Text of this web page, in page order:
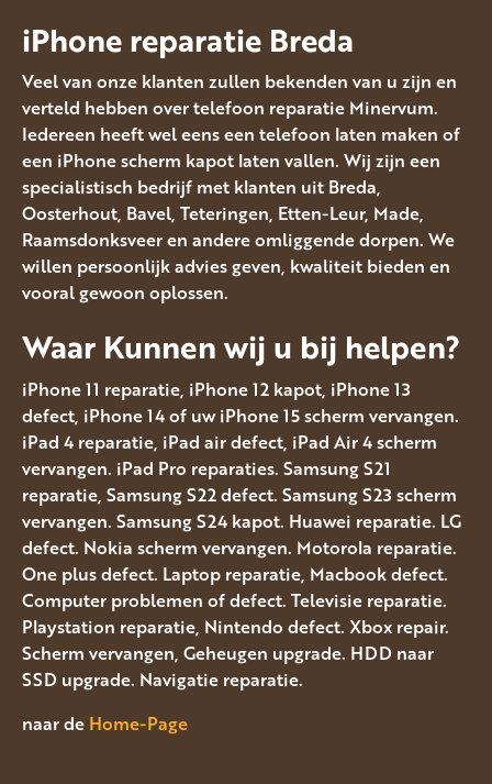
iPhone reparatie Breda
Veel van onze klanten zullen bekenden van u zijn en
verteld hebben over telefoon reparatie Minervum.
Iedereen heeft wel eens een telefoon laten maken of
een iPhone scherm kapot laten vallen. Wij zijn een
specialistisch bedrijf met klanten uit Breda,
Oosterhout, Bavel, Teteringen, Etten-Leur, Made,
Raamsdonksveer en andere omliggende dorpen. We
willen persoonlijk advies geven, kwaliteit bieden en
vooral gewoon oplossen.
Waar Kunnen wij u bij helpen?
iPhone 11 reparatie, iPhone 12 kapot, iPhone 13
defect, iPhone 14 of uw iPhone 15 scherm vervangen.
iPad 4 reparatie, iPad air defect, iPad Air 4 scherm
vervangen. iPad Pro reparaties. Samsung S21
reparatie, Samsung S22 defect. Samsung S23 scherm
vervangen. Samsung S24 kapot. Huawei reparatie. LG
defect. Nokia scherm vervangen. Motorola reparatie.
One plus defect. Laptop reparatie, Macbook defect.
Computer problemen of defect. Televisie reparatie.
Playstation reparatie, Nintendo defect. Xbox repair.
Scherm vervangen, Geheugen upgrade. HDD naar
SSD upgrade. Navigatie reparatie.
naar de Home-Page